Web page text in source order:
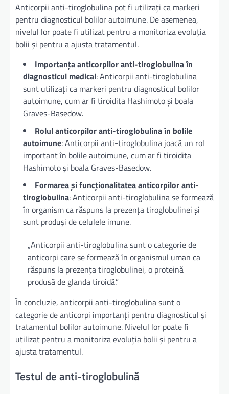
Anticorpii anti-tiroglobulina pot fi utilizați ca markeri
pentru diagnosticul bolilor autoimune. De asemenea,
nivelul lor poate fi utilizat pentru a monitoriza evoluția
bolii și pentru a ajusta tratamentul.
Importanța anticorpilor anti-tiroglobulina în
diagnosticul medical: Anticorpii anti-tiroglobulina
sunt utilizați ca markeri pentru diagnosticul bolilor
autoimune, cum ar fi tiroidita Hashimoto și boala
Graves-Basedow.
Rolul anticorpilor anti-tiroglobulina în bolile
autoimune: Anticorpii anti-tiroglobulina joacă un rol
important în bolile autoimune, cum ar fi tiroidita
Hashimoto și boala Graves-Basedow.
Formarea și funcționalitatea anticorpilor anti-
tiroglobulina: Anticorpii anti-tiroglobulina se formează
în organism ca răspuns la prezența tiroglobulinei și
sunt produși de celulele imune.
„Anticorpii anti-tiroglobulina sunt o categorie de
anticorpi care se formează în organismul uman ca
răspuns la prezența tiroglobulinei, o proteină
produsă de glanda tiroidă.”
În concluzie, anticorpii anti-tiroglobulina sunt o
categorie de anticorpi importanți pentru diagnosticul și
tratamentul bolilor autoimune. Nivelul lor poate fi
utilizat pentru a monitoriza evoluția bolii și pentru a
ajusta tratamentul.
Testul de anti-tiroglobulină